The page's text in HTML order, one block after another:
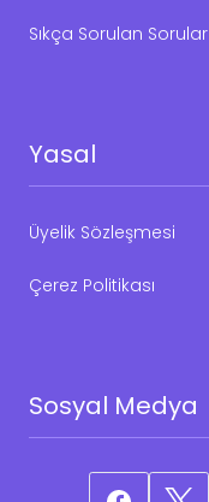
Sıkça Sorulan Sorular
Yasal
Üyelik Sözleşmesi
Çerez Politikası
Sosyal Medya